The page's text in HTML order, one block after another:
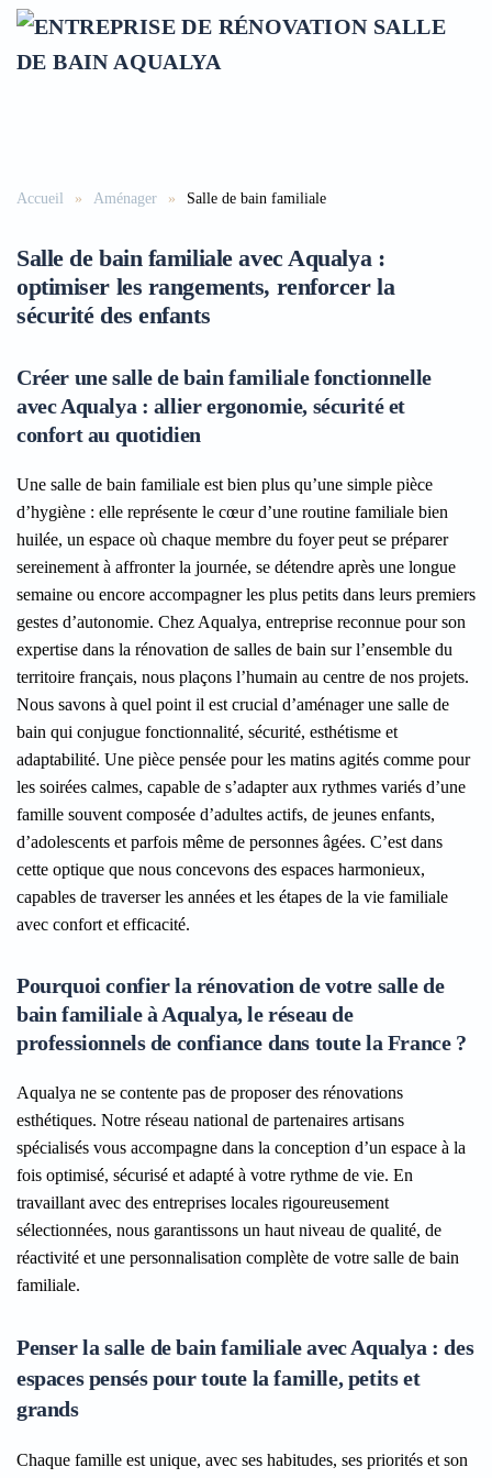
Accéder au contenu principal
Accueil Aménager Salle de bain familiale
Salle de bain familiale avec Aqualya :
optimiser les rangements, renforcer la
sécurité des enfants
Créer une salle de bain familiale fonctionnelle
avec Aqualya : allier ergonomie, sécurité et
confort au quotidien
Une salle de bain familiale est bien plus qu’une simple pièce
d’hygiène : elle représente le cœur d’une routine familiale bien
huilée, un espace où chaque membre du foyer peut se préparer
sereinement à affronter la journée, se détendre après une longue
semaine ou encore accompagner les plus petits dans leurs premiers
gestes d’autonomie. Chez Aqualya, entreprise reconnue pour son
expertise dans la rénovation de salles de bain sur l’ensemble du
territoire français, nous plaçons l’humain au centre de nos projets.
Nous savons à quel point il est crucial d’aménager une salle de
bain qui conjugue fonctionnalité, sécurité, esthétisme et
adaptabilité. Une pièce pensée pour les matins agités comme pour
les soirées calmes, capable de s’adapter aux rythmes variés d’une
famille souvent composée d’adultes actifs, de jeunes enfants,
d’adolescents et parfois même de personnes âgées. C’est dans
cette optique que nous concevons des espaces harmonieux,
capables de traverser les années et les étapes de la vie familiale
avec confort et efficacité.
Pourquoi confier la rénovation de votre salle de
bain familiale à Aqualya, le réseau de
professionnels de confiance dans toute la France ?
Aqualya ne se contente pas de proposer des rénovations
esthétiques. Notre réseau national de partenaires artisans
spécialisés vous accompagne dans la conception d’un espace à la
fois optimisé, sécurisé et adapté à votre rythme de vie. En
travaillant avec des entreprises locales rigoureusement
sélectionnées, nous garantissons un haut niveau de qualité, de
réactivité et une personnalisation complète de votre salle de bain
familiale.
Penser la salle de bain familiale avec Aqualya : des
espaces pensés pour toute la famille, petits et
grands
Chaque famille est unique, avec ses habitudes, ses priorités et son